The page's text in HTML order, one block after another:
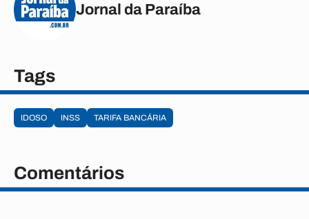
Jornal da Paraíba
Tags
IDOSO INSS TARIFA BANCÁRIA
Comentários